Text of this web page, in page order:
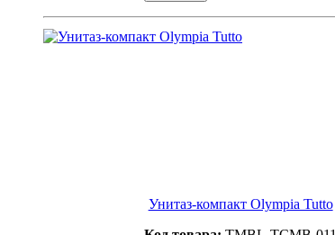
Унитаз-компакт Olympia Tutto